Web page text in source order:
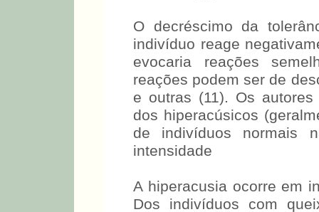
O decréscimo da
indivíduo reage
evocaria reações
reações podem ser de
e outras (11). Os
dos hiperacúsicos
de indivíduos normais
intensidade
A hiperacusia ocorre em
Dos indivíduos com